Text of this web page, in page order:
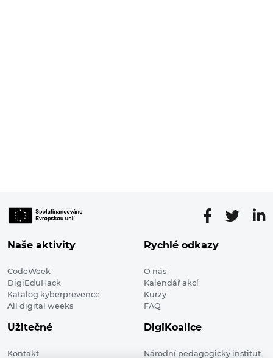
Naše aktivity
CodeWeek
DigiEduHack
Katalog kyberprevence
All digital weeks
Rychlé odkazy
O nás
Kalendář akcí
Kurzy
FAQ
Užitečné
Kontakt
DigiKoalice
Národní pedagogický institut